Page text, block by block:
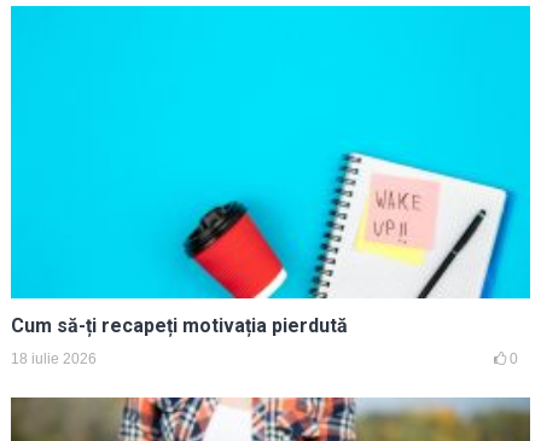
Cum să-ți recapeți motivația pierdută
18 iulie 2026 0